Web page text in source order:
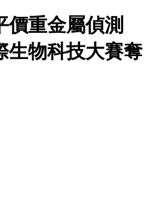
價重金屬偵測
物科技大賽奪